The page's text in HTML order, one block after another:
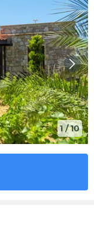
1/10